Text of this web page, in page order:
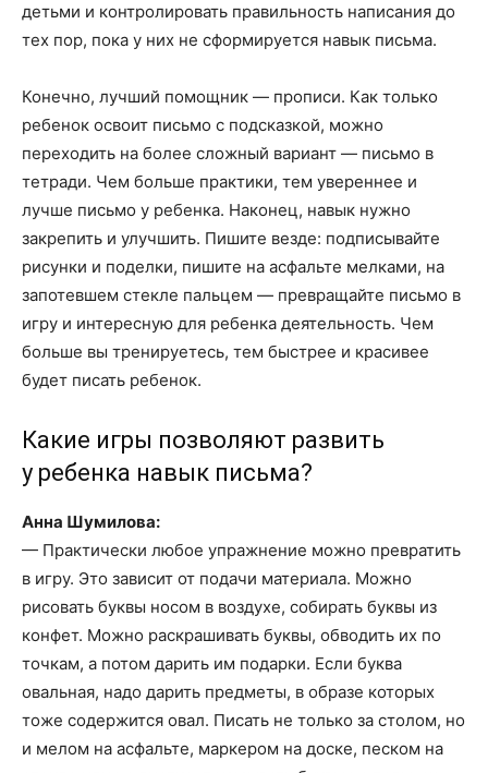
детьми и контролировать правильность написания до
тех пор, пока у них не сформируется навык письма.
Конечно, лучший помощник — прописи. Как только
ребенок освоит письмо с подсказкой, можно
переходить на более сложный вариант — письмо в
тетради. Чем больше практики, тем увереннее и
лучше письмо у ребенка. Наконец, навык нужно
закрепить и улучшить. Пишите везде: подписывайте
рисунки и поделки, пишите на асфальте мелками, на
запотевшем стекле пальцем — превращайте письмо в
игру и интересную для ребенка деятельность. Чем
больше вы тренируетесь, тем быстрее и красивее
будет писать ребенок.
Какие игры позволяют развить
у ребенка навык письма?
Анна Шумилова:
— Практически любое упражнение можно превратить
в игру. Это зависит от подачи материала. Можно
рисовать буквы носом в воздухе, собирать буквы из
конфет. Можно раскрашивать буквы, обводить их по
точкам, а потом дарить им подарки. Если буква
овальная, надо дарить предметы, в образе которых
тоже содержится овал. Писать не только за столом, но
и мелом на асфальте, маркером на доске, песком на